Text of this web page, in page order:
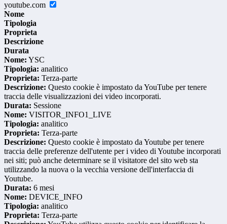
youtube.com
Nome
Tipologia
Proprieta
Descrizione
Durata
Nome: YSC
Tipologia: analitico
Proprieta: Terza-parte
Descrizione: Questo cookie è impostato da YouTube per tenere
traccia delle visualizzazioni dei video incorporati.
Durata: Sessione
Nome: VISITOR_INFO1_LIVE
Tipologia: analitico
Proprieta: Terza-parte
Descrizione: Questo cookie è impostato da Youtube per tenere
traccia delle preferenze dell'utente per i video di Youtube incorporati
nei siti; può anche determinare se il visitatore del sito web sta
utilizzando la nuova o la vecchia versione dell'interfaccia di
Youtube.
Durata: 6 mesi
Nome: DEVICE_INFO
Tipologia: analitico
Proprieta: Terza-parte